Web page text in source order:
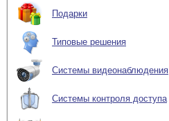
Подарки
Типовые решения
Системы видеонаблюдения
Системы контроля доступа